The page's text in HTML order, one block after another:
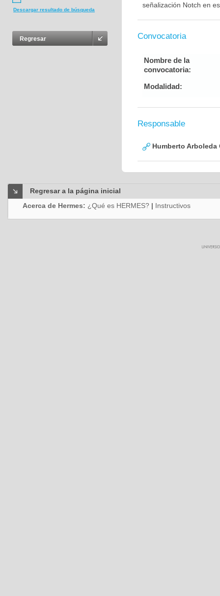
Descargar resultado de búsqueda
Regresar
señalización Notch en
Convocatoria
Nombre de la
convocatoria:
Modalidad:
Responsable
Humberto Arboleda
Regresar a la página inicial
Acerca de Hermes: ¿Qué es HERMES? | Instructivos